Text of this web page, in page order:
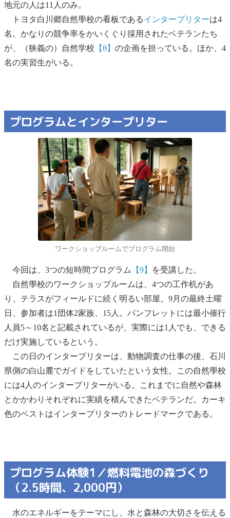
地元の人は11人のみ。
トヨタ白川郷自然學校の看板であるインタープリターは4
名。かなりの競争率をかいくぐり採用されたベテランたち
が、（狭義の）自然学校 【8】 の企画を担っている。ほか、4
名の実習生がいる。
プログラムとインタープリター
ワークショップルームでプログラム開始
今回は、3つの短時間プログラム 【9】
を受講した。
自然學校のワークショップルームは、4つの工作机があ
り、テラスがフィールドに続く明るい部屋。9月の最終土曜
日、参加者は1団体2家族、15人。パンフレットには最小催行
人員5～10名と記載されているが、実際には1人でも、できる
だけ実施しているという。
この日のインタープリターは、動物調査の仕事の後、石川
県側の白山麓でガイドをしていたという女性。この自然學校
には4人のインタープリターがいる。これまでに自然や森林
とかかわりそれぞれに実績を積んできたベテランだ。カーキ
色のベストはインタープリターのトレードマークである。
プログラム体験1／燃料電池の森づくり
（2.5時間、2,000円）
水のエネルギーをテーマにし、水と森林の大切さを伝える